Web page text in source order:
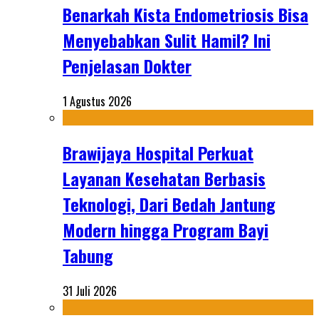
Benarkah Kista Endometriosis Bisa
Menyebabkan Sulit Hamil? Ini
Penjelasan Dokter
1 Agustus 2026
Brawijaya Hospital Perkuat
Layanan Kesehatan Berbasis
Teknologi, Dari Bedah Jantung
Modern hingga Program Bayi
Tabung
31 Juli 2026